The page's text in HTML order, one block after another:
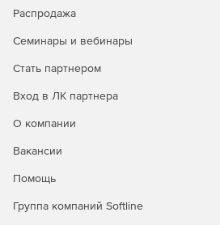
Lightroom рядом с
– готовые слайд-шоу легко
разрешении).
импорт и отображения фото
Симуляция зернистости
Распродажа
Семинары и вебинары
Стать партнером
Вход в ЛК партнера
О компании
Вакансии
Помощь
Группа компаний Softline